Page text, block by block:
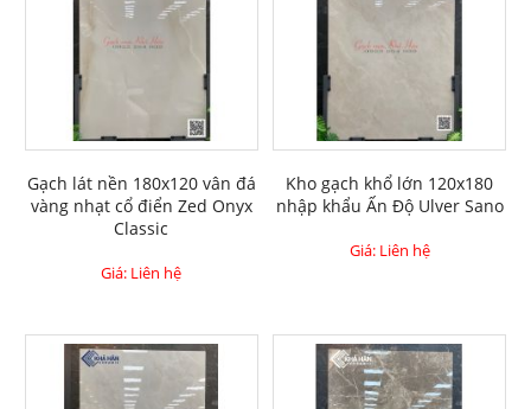
Gạch lát nền 180x120 vân đá
vàng nhạt cổ điển Zed Onyx
Classic
Giá: Liên hệ
Kho gạch khổ lớn 120x180
nhập khẩu Ấn Độ Ulver Sano
Giá: Liên hệ